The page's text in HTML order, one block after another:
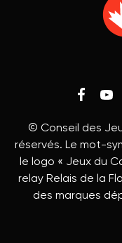
© Conseil des
réservés. Le mot-
le logo « Jeux du
relay Relais de la
des marques